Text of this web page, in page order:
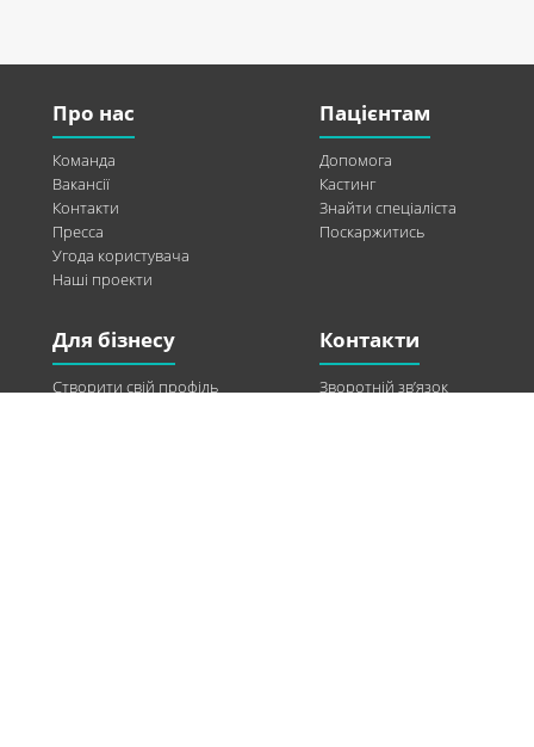
Про нас
Команда
Вакансії
Контакти
Пресса
Угода користувача
Наші проекти
Пацієнтам
Допомога
Кастинг
Знайти спеціаліста
Поскаржитись
Для бізнесу
Створити свій профіль
Контакти
Зворотній зв’язок